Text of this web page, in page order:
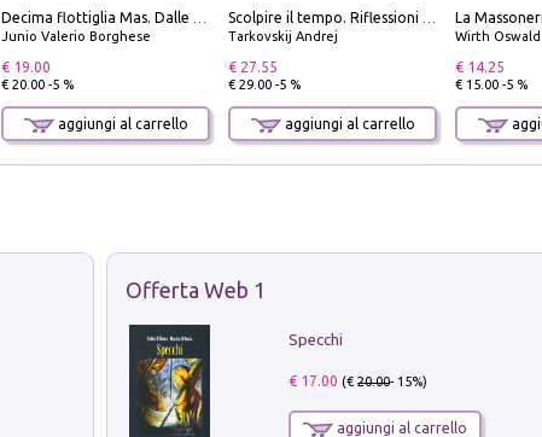
Decima flottiglia Mas. Dalle origini all'armistizio
Junio Valerio Borghese
€ 19.00
€ 20.00 -5 %
aggiungi al carrello
Scolpire il tempo. Riflessioni sul cinema.
Tarkovskij Andrej
€ 27.55
€ 29.00 -5 %
aggiungi al carrello
Wirth Oswald
€ 14.25
€ 15.00 -5 %
Offerta Web 1
Specchi
€ 17.00 (€20.00- 15%)
aggiungi al carrello